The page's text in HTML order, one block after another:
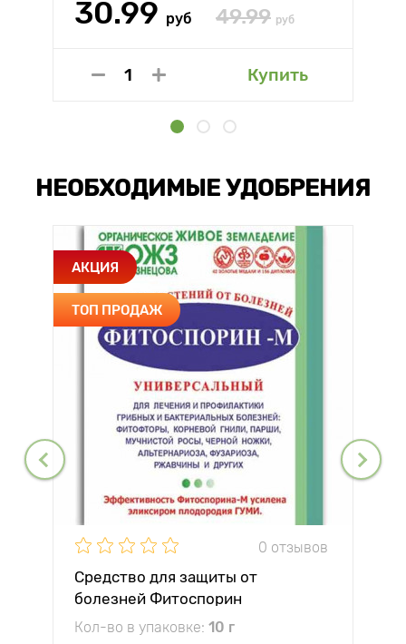
30.99 руб 49.99 руб
Купить
НЕОБХОДИМЫЕ УДОБРЕНИЯ
АКЦИЯ
ТОП ПРОДАЖ
0 отзывов
Средство для защиты от
болезней Фитоспорин
Кол-во в упаковке: 10 г